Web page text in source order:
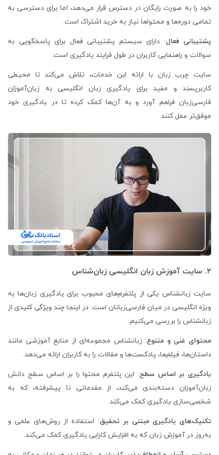
خود را به صورت رایگان در دسترس قرار می‌دهد، اما برای دسترسی به
تمامی دوره‌ها و محتواها نیاز به خرید اشتراک است.
پشتیبانی فعال: دارای سیستم پشتیبانی فعال برای پاسخگویی به
سوالات و راهنمایی کاربران در طول فرایند یادگیری است.
سایت چرب زبان با ارائه این خدمات، تلاش می‌کند تا محیطی
کاربرپسند و مفید برای یادگیری زبان انگلیسی به زبان‌آموزان
فارسی‌زبان فراهم آورد و به آن‌ها کمک کرده تا در یادگیری خود
موفق‌تر عمل کنند.
۲. سایت آموزش زبان انگلیسی زبان‌شناس
سایت زبانشناس یکی از پلتفرم‌های محبوب برای یادگیری زبان‌ها به
ویژه انگلیسی در میان فارسی‌زبانان است. در اینجا چند ویژگی کلیدی از
زبانشناس را بررسی می‌کنیم:
محتوای غنی و متنوع: زبانشناس مجموعه‌ای از منابع آموزشی مانند
داستان‌ها، فیلم‌ها، پادکست‌ها و مقالات را به کاربران ارائه می‌دهد.
یادگیری بر اساس سطح: این پلتفرم محتوا را بر اساس سطح دانش
زبان‌آموزان دسته‌بندی می‌کند، از مقدماتی تا پیشرفته، که به
شخصی‌سازی یادگیری کمک می‌کند.
تکنیک‌های یادگیری مبتنی بر تحقیق: استفاده از روش‌های علمی و
به‌روز در آموزش زبان که به افزایش کارایی یادگیری کمک می‌کند.